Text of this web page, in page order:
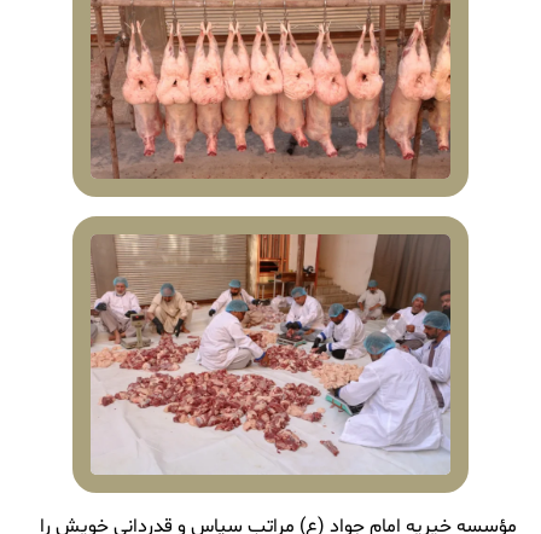
مؤسسه خیریه امام جواد (ع) مراتب سپاس و قدردانی خویش را